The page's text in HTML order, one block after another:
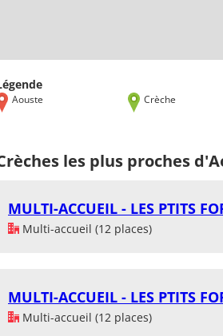
Aouste Crèche
les plus proches
MULTI-ACCUEIL - LES PTITS
Multi-accueil (12 places)
MULTI-ACCUEIL - LES PTITS
Multi-accueil (12 places)